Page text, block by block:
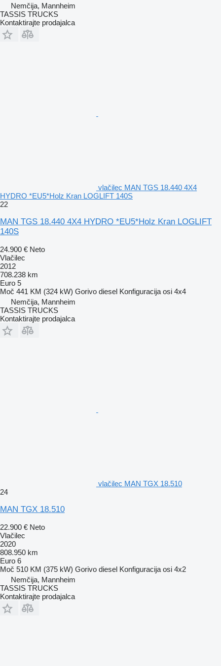
Nemčija, Mannheim
TASSIS TRUCKS
Kontaktirajte prodajalca
vlačilec MAN TGS 18.440 4X4
HYDRO *EU5*Holz Kran LOGLIFT 140S
22
MAN TGS 18.440 4X4 HYDRO *EU5*Holz Kran LOGLIFT
140S
24.900 € Neto
Vlačilec
2012
708.238 km
Euro 5
Moč 441 KM (324 kW) Gorivo diesel Konfiguracija osi 4x4
Nemčija, Mannheim
TASSIS TRUCKS
Kontaktirajte prodajalca
vlačilec MAN TGX 18.510
24
MAN TGX 18.510
22.900 € Neto
Vlačilec
2020
808.950 km
Euro 6
Moč 510 KM (375 kW) Gorivo diesel Konfiguracija osi 4x2
Nemčija, Mannheim
TASSIS TRUCKS
Kontaktirajte prodajalca